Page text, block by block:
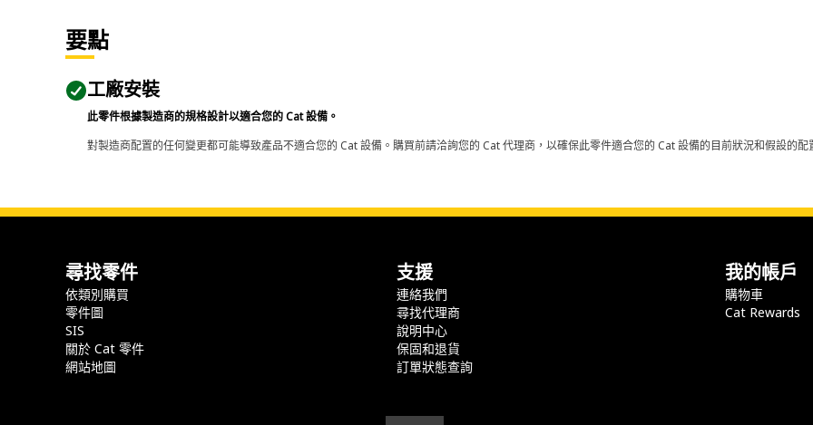
要點
工廠安裝
此零件根據製造商的規格設計以適合您的 Cat 設備。
對製造商配置的任何變更都可能導致產品不適合您的 Cat 設備。購買前請洽詢您的 Cat 代理商，以確保此零件適合您的 Cat 設備的目前狀況和假設的配
尋找零件
依類別購買
零件圖
SIS
關於 Cat 零件
網站地圖
支援
連絡我們
尋找代理商
說明中心
保固和退貨
訂單狀態查詢
我的帳戶
購物車
Cat Rewards